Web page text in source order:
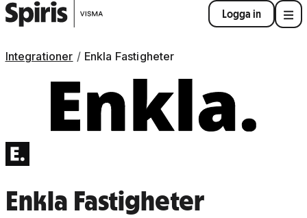
Logga in
Integrationer Enkla Fastigheter
Enkla Fastigheter